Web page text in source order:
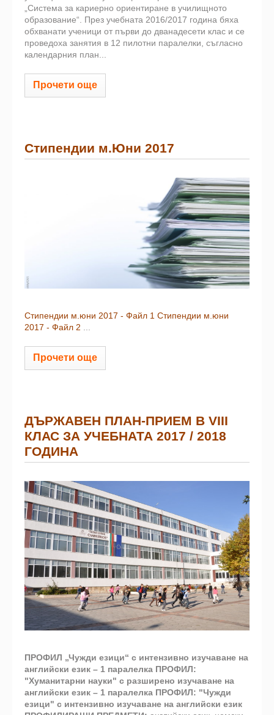
„Система за кариерно ориентиране в училищното
образование“. През учебната 2016/2017 година бяха
обхванати ученици от първи до дванадесети клас и се
проведоха занятия в 12 пилотни паралелки, съгласно
календарния план...
Прочети още
Стипендии м.Юни 2017
Стипендии м.юни 2017 - Файл 1 Стипендии м.юни
2017 - Файл 2
Прочети още
ДЪРЖАВЕН ПЛАН-ПРИЕМ В VІІІ
КЛАС ЗА УЧЕБНАТА 2017 / 2018
ГОДИНА
ПРОФИЛ „Чужди езици“ с интензивно изучаване на
английски език – 1 паралелка ПРОФИЛ:
"Хуманитарни науки" с разширено изучаване на
английски език – 1 паралелка ПРОФИЛ: "Чужди
езици" с интензивно изучаване на английски език